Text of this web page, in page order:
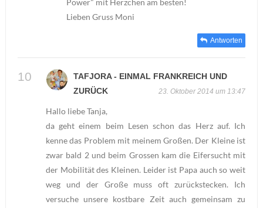
Lieben Gruss Moni
Antworten
TAFJORA - EINMAL FRANKREICH UND
ZURÜCK
23. Oktober 2014 um 13:47
Hallo liebe Tanja,
da geht einem beim Lesen schon das Herz auf. Ich
kenne das Problem mit meinem Großen. Der Kleine ist
zwar bald 2 und beim Grossen kam die Eifersucht mit
der Mobilität des Kleinen. Leider ist Papa auch so weit
weg und der Große muss oft zurückstecken. Ich
versuche unsere kostbare Zeit auch gemeinsam zu